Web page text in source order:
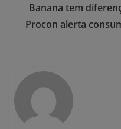
Banana tem
Procon alerta